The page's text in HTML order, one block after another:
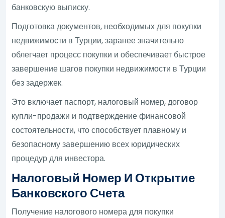
банковскую выписку.
Подготовка документов, необходимых для покупки
недвижимости в Турции, заранее значительно
облегчает процесс покупки и обеспечивает быстрое
завершение шагов покупки недвижимости в Турции
без задержек.
Это включает паспорт, налоговый номер, договор
купли-продажи и подтверждение финансовой
состоятельности, что способствует плавному и
безопасному завершению всех юридических
процедур для инвестора.
Налоговый Номер И Открытие
Банковского Счета
Получение налогового номера для покупки